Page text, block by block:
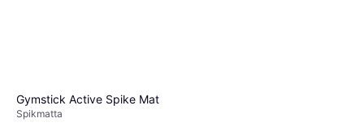
Gymstick Active Spike Mat
Spikmatta